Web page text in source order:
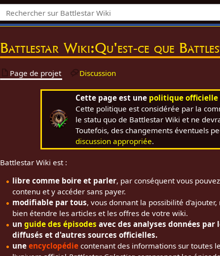
Battlestar Wiki:Qu'est-ce que
Page de projet Discussion
Cette page est une politique officielle
Cette politique est considérée par la
le statu quo de Battlestar Wiki et ne
Toutefois, des changements éventuels
discussion appropriée.
Battlestar Wiki est :
libre comme boire et parler, par conséquent vous
contenu et y accéder sans payer.
modifiable par tous, vous donnant la possibilité
bien étendre les articles et les offres de votre wiki.
un guide des épisodes avec des analyses données par
diffusés et d'autres sources officielles.
une encyclopédiecontenant des informations sur toutes